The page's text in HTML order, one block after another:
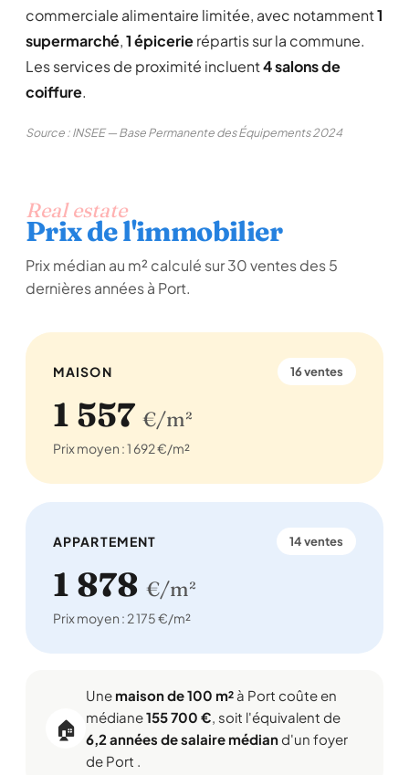
commerciale alimentaire limitée, avec notamment1
supermarché,1 épicerierépartis sur la commune.
Les services de proximité incluent4 salons de
coiffure.
Source : INSEE — Base Permanente des Équipements 2024
Real estate
Prix de l'immobilier
Prix médian au m² calculé sur 30 ventes des 5
dernières années à Port.
MAISON 16 ventes
1 557 €/m²
Prix moyen : 1 692 €/m²
APPARTEMENT 14 ventes
1 878 €/m²
Prix moyen : 2 175 €/m²
🏠
Une maison de 100 m² à Port coûte en
médiane155 700 €, soit l'équivalent de
6,2 années de salaire médiand'un foyer
de Port .